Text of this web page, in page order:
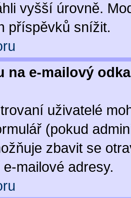
vyšší úrovně.
příspěvků snížit.
na e-mailový
uživatelé
(pokud
zbavit se
mailové adresy.